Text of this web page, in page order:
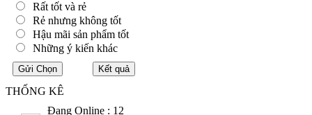
Rất tốt và rẻ
Rẻ nhưng không tốt
Hậu mãi sản phẩm tốt
Những ý kiến khác
THỐNG KÊ
Đang Online : 12